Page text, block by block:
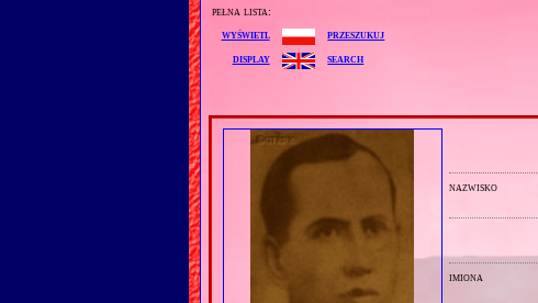
pełna lista:
wyświetl
przeszukuj
display
search
nazwisko
imiona